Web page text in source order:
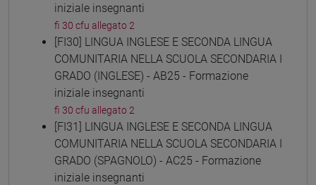
iniziale insegnanti
fi 30 cfu allegato 2
[FI30] LINGUA INGLESE E SECONDA LINGUA
COMUNITARIA NELLA SCUOLA SECONDARIA I
GRADO (INGLESE) - AB25 - Formazione
iniziale insegnanti
fi 30 cfu allegato 2
[FI31] LINGUA INGLESE E SECONDA LINGUA
COMUNITARIA NELLA SCUOLA SECONDARIA I
GRADO (SPAGNOLO) - AC25 - Formazione
iniziale insegnanti